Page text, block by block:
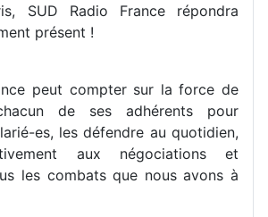
SUD Radio France répondra
présent !
peut compter sur la force de
de ses adhérents pour
es, les défendre au quotidien,
aux négociations et
les combats que nous avons à